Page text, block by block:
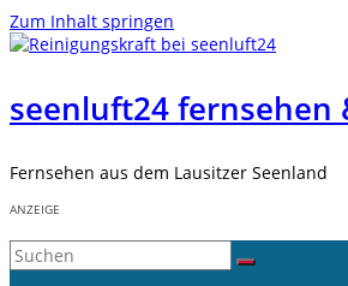
Zum Inhalt springen
seenluft24 fernsehen
Fernsehen aus dem Lausitzer Seenland
ANZEIGE